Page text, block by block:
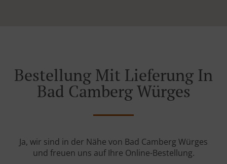
Bestellung Mit Lieferung In
Bad Camberg Würges
Ja, wir sind in der Nähe von Bad Camberg Würges
und freuen uns auf Ihre Online-Bestellung.